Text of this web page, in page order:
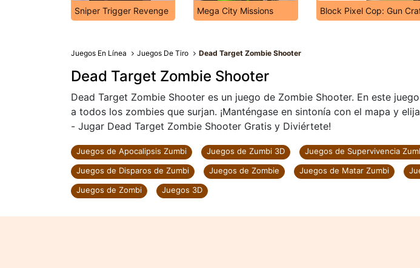
Sniper Trigger Revenge Mega City Missions Block Pixel Cop: Gun
Juegos En Línea Juegos De Tiro Dead Target Zombie Shooter
Dead Target Zombie Shooter
Dead Target Zombie Shooter es un juego de Zombie Shooter. En este
a todos los zombies que surjan. ¡Manténgase en sintonía con el mapa y
- Jugar Dead Target Zombie Shooter Gratis y Diviértete!
Juegos de Apocalipsis Zumbi Juegos de Zumbi 3D
Juegos de Supervivencia
Juegos de Disparos de Zumbi
Juegos de Zombie Juegos de Matar Zumbi
Juegos de Zombi
Juegos 3D